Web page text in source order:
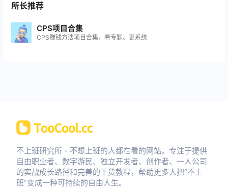
所长推荐
CPS项目合集
CPS赚钱方法项目合集，看专题、更系统
不上班研究所 - 不想上班的人都在看的网站。专注于提供
自由职业者、数字游民、独立开发者、创作者、一人公司
的实战成长路径和完善的干货教程，帮助更多人把“不上
班”变成一种可持续的自由人生。